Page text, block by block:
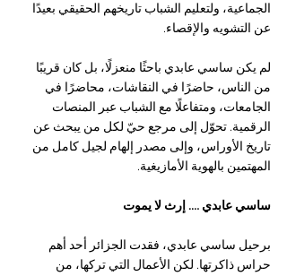
الجماعية، ولتعليم الشباب تاريخهم الحقيقي بعيدًا
عن التشويه والإقصاء.
لم يكن ساسي عابدي باحثًا منعزلًا، بل كان قريبًا
من الناس، حاضرًا في النقاشات، محاضرًا في
الجامعات، ومتفاعلًا مع الشباب عبر المنصات
الرقمية. تحوّل إلى مرجع حيّ لكل من يبحث عن
تاريخ الأوراس، وإلى مصدر إلهام لجيل كامل من
المهتمين بالهوية الأمازيغية.
ساسي عابدي …. إرث لا يموت
برحيل ساسي عابدي، فقدت الجزائر أحد أهم
حراس ذاكرتها. لكن الأعمال التي تركها، من